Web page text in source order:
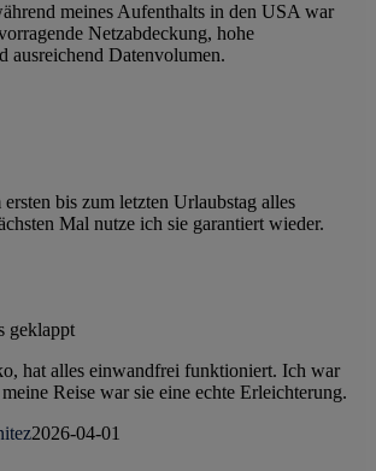
meines Aufenthalts in den USA war
Netzabdeckung, hohe
ausreichend Datenvolumen.
bis zum letzten Urlaubstag alles
Mal nutze ich sie garantiert wieder.
geklappt
hat alles einwandfrei funktioniert. Ich war
Reise war sie eine echte Erleichterung.
2026-04-01